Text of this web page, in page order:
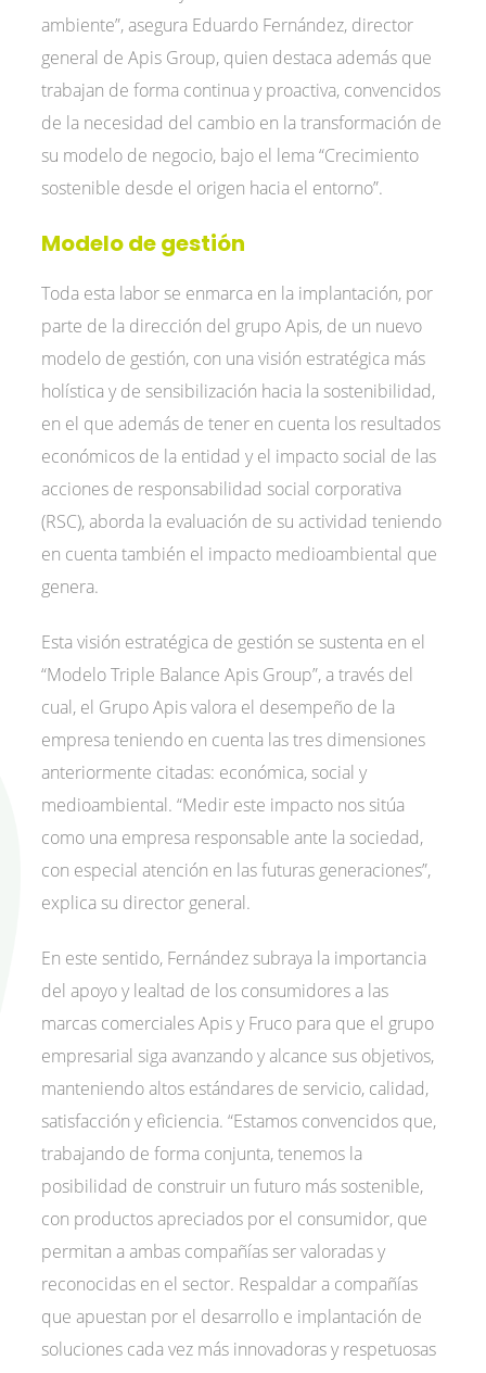
ambiente”, asegura Eduardo Fernández, director
general de Apis Group, quien destaca además que
trabajan de forma continua y proactiva, convencidos
de la necesidad del cambio en la transformación de
su modelo de negocio, bajo el lema “Crecimiento
sostenible desde el origen hacia el entorno”.
Modelo de gestión
Toda esta labor se enmarca en la implantación, por
parte de la dirección del grupo Apis, de un nuevo
modelo de gestión, con una visión estratégica más
holística y de sensibilización hacia la sostenibilidad,
en el que además de tener en cuenta los resultados
económicos de la entidad y el impacto social de las
acciones de responsabilidad social corporativa
(RSC), aborda la evaluación de su actividad teniendo
en cuenta también el impacto medioambiental que
genera.
Esta visión estratégica de gestión se sustenta en el
“Modelo Triple Balance Apis Group”, a través del
cual, el Grupo Apis valora el desempeño de la
empresa teniendo en cuenta las tres dimensiones
anteriormente citadas: económica, social y
medioambiental. “Medir este impacto nos sitúa
como una empresa responsable ante la sociedad,
con especial atención en las futuras generaciones”,
explica su director general.
En este sentido, Fernández subraya la importancia
del apoyo y lealtad de los consumidores a las
marcas comerciales Apis y Fruco para que el grupo
empresarial siga avanzando y alcance sus objetivos,
manteniendo altos estándares de servicio, calidad,
satisfacción y eficiencia. “Estamos convencidos que,
trabajando de forma conjunta, tenemos la
posibilidad de construir un futuro más sostenible,
con productos apreciados por el consumidor, que
permitan a ambas compañías ser valoradas y
reconocidas en el sector. Respaldar a compañías
que apuestan por el desarrollo e implantación de
soluciones cada vez más innovadoras y respetuosas